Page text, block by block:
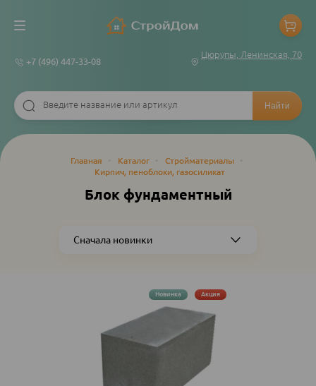
+7 (496) 447-33-08
Цюрупы, Ленинская, 70
Главная Каталог Стройматериалы
Кирпич, пеноблоки, газосиликат
Блок фундаментный
Акция
Новинка